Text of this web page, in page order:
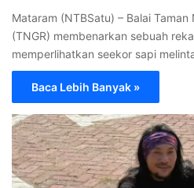
Mataram (NTBSatu) – Balai Taman
(TNGR) membenarkan sebuah
memperlihatkan seekor sapi
Baca Lebih Banyak »